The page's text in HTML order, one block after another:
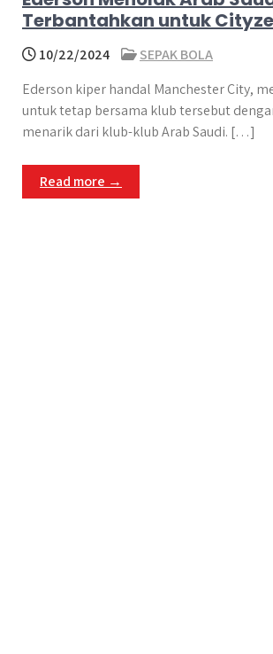
Terbantahkan untuk
10/22/2024
SEPAK BOLA
Ederson kiper handal Manchester City,
untuk tetap bersama klub tersebut
menarik dari klub-klub Arab Saudi. […]
Read more →